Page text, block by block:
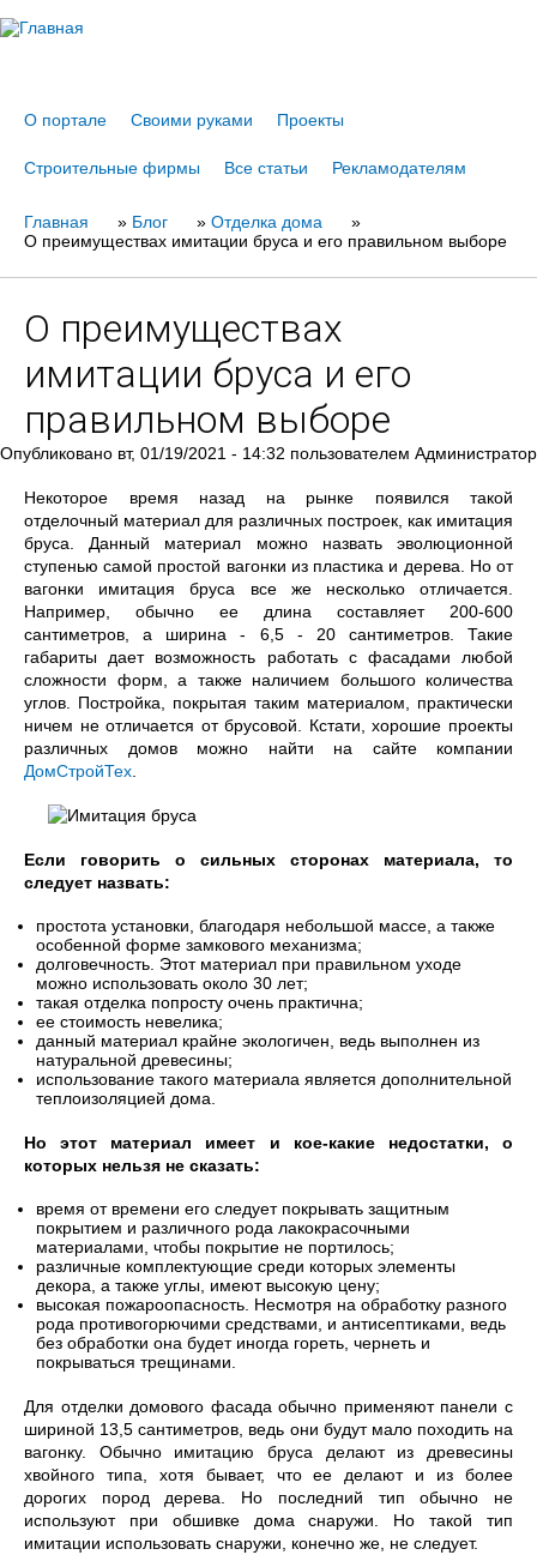
О портале Своими руками Проекты
Строительные фирмы Все статьи Рекламодателям
Вы
Главная » Блог » Отделка дома
»
О преимуществах имитации бруса и его правильном выборе
О преимуществах
имитации бруса и его
правильном выборе
Опубликовано вт, 01/19/2021 - 14:32 пользователем Администратор
Некоторое время назад на рынке появился такой
отделочный материал для различных построек, как имитация
бруса. Данный материал можно назвать эволюционной
ступенью самой простой вагонки из пластика и дерева. Но от
вагонки имитация бруса все же несколько отличается.
Например, обычно ее длина составляет 200-600
сантиметров, а ширина - 6,5 - 20 сантиметров. Такие
габариты дает возможность работать с фасадами любой
сложности форм, а также наличием большого количества
углов. Постройка, покрытая таким материалом, практически
ничем не отличается от брусовой. Кстати, хорошие проекты
различных домов можно найти на сайте компании
ДомСтройТех
Если говорить о сильных сторонах материала, то
следует назвать:
простота установки, благодаря небольшой массе, а также
особенной форме замкового механизма;
долговечность. Этот материал при правильном уходе
можно использовать около 30 лет;
такая отделка попросту очень практична;
ее стоимость невелика;
данный материал крайне экологичен, ведь выполнен из
натуральной древесины;
использование такого материала является дополнительной
теплоизоляцией дома.
Но этот материал имеет и кое-какие недостатки, о
которых нельзя не сказать:
время от времени его следует покрывать защитным
покрытием и различного рода лакокрасочными
материалами, чтобы покрытие не портилось;
различные комплектующие среди которых элементы
декора, а также углы, имеют высокую цену;
высокая пожароопасность. Несмотря на обработку разного
рода противогорючими средствами, и антисептиками, ведь
без обработки она будет иногда гореть, чернеть и
покрываться трещинами.
Для отделки домового фасада обычно применяют панели с
шириной 13,5 сантиметров, ведь они будут мало походить на
вагонку. Обычно имитацию бруса делают из древесины
хвойного типа, хотя бывает, что ее делают и из более
дорогих пород дерева. Но последний тип обычно не
используют при обшивке дома снаружи. Но такой тип
имитации использовать снаружи, конечно же, не следует.